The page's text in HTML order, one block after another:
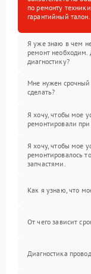
по ремонту
гарантийный талон.
Я уже знаю в чем
ремонт необходим.
диагностику?
Мне нужен
сделать?
Я хочу, чтобы мое
ремонтировали
Я хочу, чтобы мое
ремонтировалось
запчастями.
Как я узнаю, что
От чего зависит
Диагностика